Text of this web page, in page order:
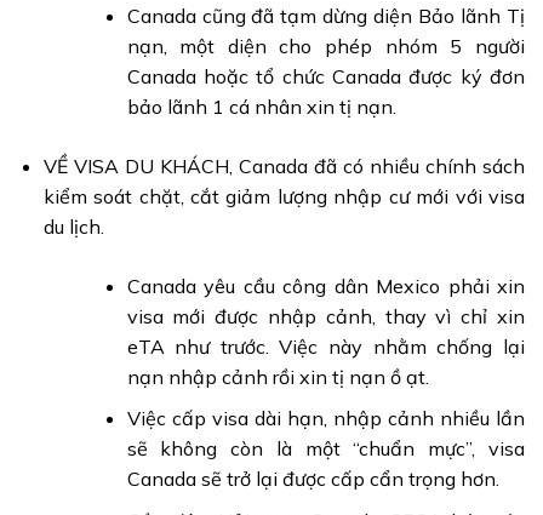
Canada cũng đã tạm dừng diện Bảo lãnh Tị
nạn, một diện cho phép nhóm 5 người
Canada hoặc tổ chức Canada được ký đơn
bảo lãnh 1 cá nhân xin tị nạn.
VỀ VISA DU KHÁCH, Canada đã có nhiều chính sách
kiểm soát chặt, cắt giảm lượng nhập cư mới với visa
du lịch.
Canada yêu cầu công dân Mexico phải xin
visa mới được nhập cảnh, thay vì chỉ xin
eTA như trước. Việc này nhằm chống lại
nạn nhập cảnh rồi xin tị nạn ồ ạt.
Việc cấp visa dài hạn, nhập cảnh nhiều lần
sẽ không còn là một “chuẩn mực”, visa
Canada sẽ trở lại được cấp cẩn trọng hơn.